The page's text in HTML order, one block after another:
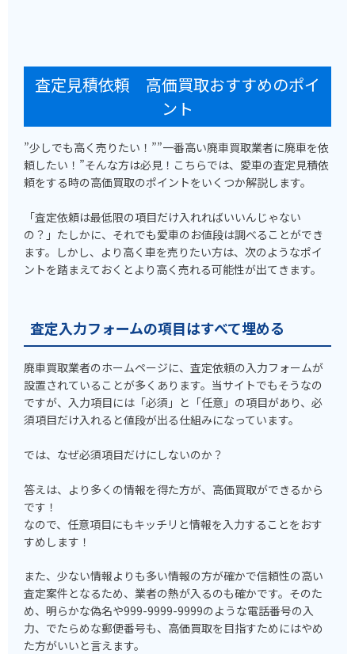
査定見積依頼 高価買取おすすめのポイ
ント
”少しでも高く売りたい！””一番高い廃車買取業者に廃車を依
頼したい！”そんな方は必見！こちらでは、愛車の査定見積依
頼をする時の高価買取のポイントをいくつか解説します。
「査定依頼は最低限の項目だけ入れればいいんじゃない
の？」たしかに、それでも愛車のお値段は調べることができ
ます。しかし、より高く車を売りたい方は、次のようなポイ
ントを踏まえておくとより高く売れる可能性が出てきます。
査定入力フォームの項目はすべて埋める
廃車買取業者のホームページに、査定依頼の入力フォームが
設置されていることが多くあります。当サイトでもそうなの
ですが、入力項目には「必須」と「任意」の項目があり、必
須項目だけ入れると値段が出る仕組みになっています。
では、なぜ必須項目だけにしないのか？
答えは、より多くの情報を得た方が、高価買取ができるから
です！
なので、任意項目にもキッチリと情報を入力することをおす
すめします！
また、少ない情報よりも多い情報の方が確かで信頼性の高い
査定案件となるため、業者の熱が入るのも確かです。そのた
め、明らかな偽名や999-9999-9999のような電話番号の入
力、でたらめな郵便番号も、高価買取を目指すためにはやめ
た方がいいと言えます。